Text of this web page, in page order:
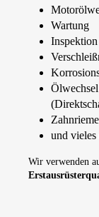
Wartung
Inspektion
und vieles
Wir verwenden